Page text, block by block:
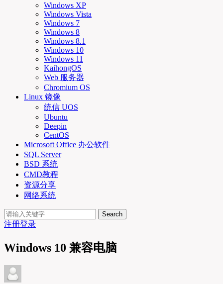
Windows XP
Windows Vista
Windows 7
Windows 8
Windows 8.1
Windows 10
Windows 11
KaihongOS
Web 服务器
Chromium OS
Linux 镜像
统信 UOS
Ubuntu
Deepin
CentOS
Microsoft Office 办公软件
SQL Server
BSD 系统
CMD教程
资源分享
网络系统
Search
注册登录
Windows 10 兼容电脑